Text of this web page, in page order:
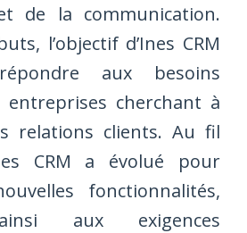
de la communication.
l’objectif d’Ines CRM
aux besoins
entreprises cherchant à
relations clients. Au fil
CRM a évolué pour
fonctionnalités,
aux exigences